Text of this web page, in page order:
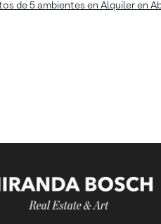
de 5 ambientes en Alquiler en